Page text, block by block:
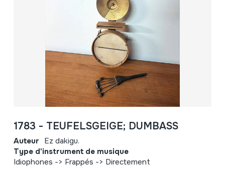
1783 - TEUFELSGEIGE; DUMBASS
Auteur Ez dakigu.
Type d'instrument de musique
Idiophones -> Frappés -> Directement